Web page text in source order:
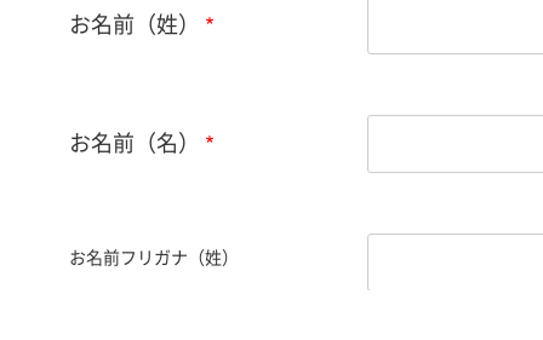
お名前（姓）
お名前（名）
お名前フリガナ（姓）